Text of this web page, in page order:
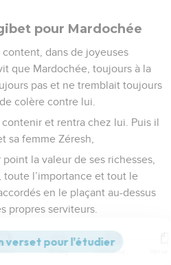
pour Mardochée
dans de joyeuses
que Mardochée, toujours à la
pas et ne tremblait toujours
colère contre lui.
et rentra chez lui. Puis il
sa femme Zéresh,
la valeur de ses richesses,
toute l’importance et tout le
en le plaçant au-dessus
propres serviteurs.
le seul que la reine Esther ait
qu'elle a organisé et je suis
Commentaires Strong